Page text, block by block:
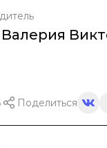
Поделиться